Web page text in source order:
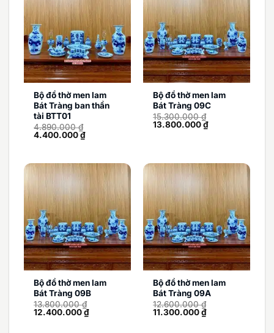
Bộ đồ thờ men lam
Bát Tràng ban thần
tài BTT01
4.890.000₫
Giá
4.400.000₫Giá
4.400.000 ₫.
Bộ đồ thờ men lam
Bát Tràng 09C
15.300.000₫
Giá
13.800.000₫Giá
Bộ đồ thờ men lam
Bát Tràng 09B
13.800.000₫
Giá
12.400.000₫Giá
Bộ đồ thờ men lam
Bát Tràng 09A
12.600.000₫
Giá
11.300.000₫Giá